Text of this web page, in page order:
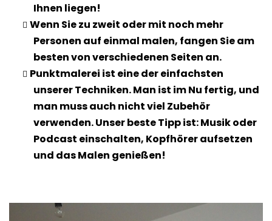
Ihnen liegen!
Wenn Sie zu zweit oder mit noch mehr
Personen auf einmal malen, fangen Sie am
besten von verschiedenen Seiten an.
Punktmalerei ist eine der einfachsten
unserer Techniken. Man ist im Nu fertig, und
man muss auch nicht viel Zubehör
verwenden. Unser beste Tipp ist: Musik oder
Podcast einschalten, Kopfhörer aufsetzen
und das Malen genießen!